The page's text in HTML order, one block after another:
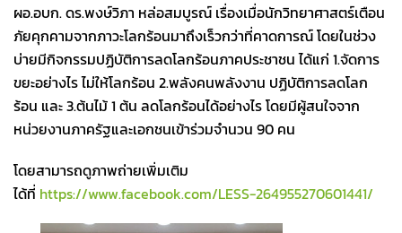
ผอ.อบก. ดร.พงษ์วิภา หล่อสมบูรณ์ เรื่องเมื่อนักวิทยาศาสตร์เตือน
ภัยคุกคามจากภาวะโลกร้อนมาถึงเร็วกว่าที่คาดการณ์ โดยในช่วง
บ่ายมีกิจกรรมปฏิบัติการลดโลกร้อนภาคประชาชน ได้แก่ 1.จัดการ
ขยะอย่างไร ไม่ให้โลกร้อน 2.พลังคนพลังงาน ปฏิบัติการลดโลก
ร้อน และ 3.ต้นไม้ 1 ต้น ลดโลกร้อนได้อย่างไร โดยมีผู้สนใจจาก
หน่วยงานภาครัฐและเอกชนเข้าร่วมจำนวน 90 คน
โดยสามารถดูภาพถ่ายเพิ่มเติม
ได้ที่ https://www.facebook.com/LESS-264955270601441/